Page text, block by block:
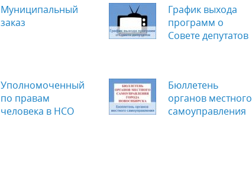
Муниципальный
заказ
График выхода
программ о
Cовете депутатов
Уполномоченный
по правам
человека в НСО
Бюллетень
органов местного
самоуправления